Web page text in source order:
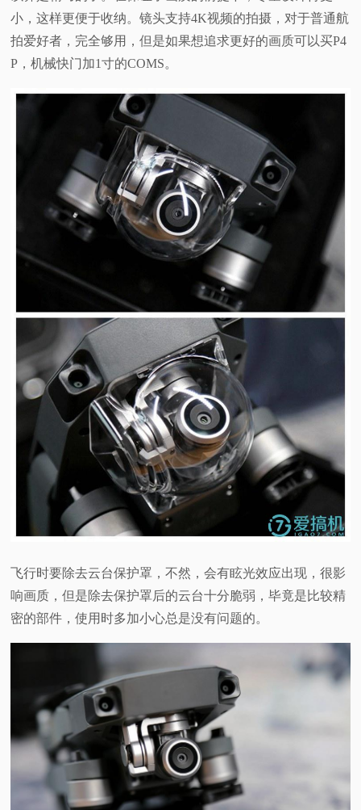
小，这样更便于收纳。镜头支持4K视频的拍摄，对于普通航
拍爱好者，完全够用，但是如果想追求更好的画质可以买P4
P ，机械快门加1寸的COMS。
飞行时要除去云台保护罩，不然，会有眩光效应出现，很影
响画质，但是除去保护罩后的云台十分脆弱，毕竟是比较精
密的部件，使用时多加小心总是没有问题的。